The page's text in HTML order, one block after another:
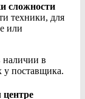
сложности
техники, для
или
наличии в
у поставщика.